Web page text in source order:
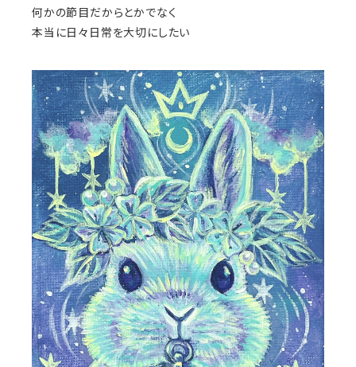
何かの節目だからとかでなく
本当に日々日常を大切にしたい